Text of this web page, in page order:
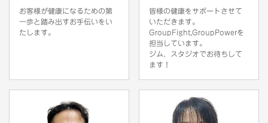
お客様が健康になるための第
一歩と踏み出すお手伝いをい
たします。
皆様の健康をサポートさせて
いただきます。
GroupFight,GroupPowerを
担当しています。
ジム、スタジオでお待ちして
ます！